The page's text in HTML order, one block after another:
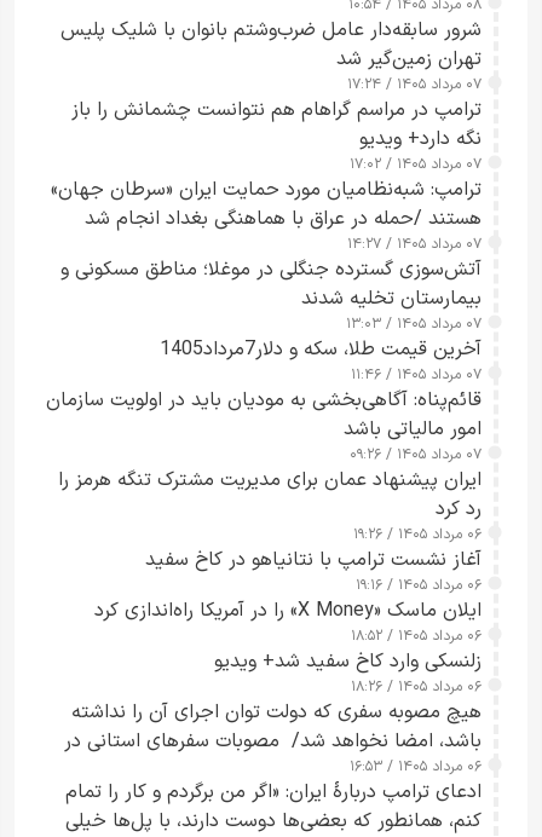
۰۸ مرداد ۱۴۰۵ / ۱۰:۵۴
شرور سابقه‌دار عامل ضرب‌وشتم بانوان با شلیک پلیس
تهران زمین‌گیر شد
۰۷ مرداد ۱۴۰۵ / ۱۷:۲۴
ترامپ در مراسم گراهام هم نتوانست چشمانش را باز
نگه دارد+ ویدیو
۰۷ مرداد ۱۴۰۵ / ۱۷:۰۲
ترامپ: شبه‌نظامیان مورد حمایت ایران «سرطان جهان»
هستند /حمله در عراق با هماهنگی بغداد انجام شد
۰۷ مرداد ۱۴۰۵ / ۱۴:۲۷
آتش‌سوزی گسترده جنگلی در موغلا؛ مناطق مسکونی و
بیمارستان تخلیه شدند
۰۷ مرداد ۱۴۰۵ / ۱۳:۰۳
آخرین قیمت طلا، سکه و دلار7مرداد1405
۰۷ مرداد ۱۴۰۵ / ۱۱:۴۶
قائم‌پناه: آگاهی‌بخشی به مودیان باید در اولویت سازمان
امور مالیاتی باشد
۰۷ مرداد ۱۴۰۵ / ۰۹:۲۶
ایران پیشنهاد عمان برای مدیریت مشترک تنگه هرمز را
رد کرد
۰۶ مرداد ۱۴۰۵ / ۱۹:۲۶
آغاز نشست ترامپ با نتانیاهو در کاخ سفید
۰۶ مرداد ۱۴۰۵ / ۱۹:۱۶
ایلان ماسک «X Money» را در آمریکا راه‌اندازی کرد
۰۶ مرداد ۱۴۰۵ / ۱۸:۵۲
زلنسکی وارد کاخ سفید شد+ ویدیو
۰۶ مرداد ۱۴۰۵ / ۱۸:۲۶
هیچ مصوبه سفری که دولت توان اجرای آن را نداشته
باشد، امضا نخواهد شد/ مصوبات سفرهای استانی در
چارچوب قانون بودجه است+ عکس
۰۶ مرداد ۱۴۰۵ / ۱۶:۵۳
ادعای ترامپ دربارهٔ ایران: «اگر من برگردم و کار را تمام
کنم، همانطور که بعضی‌ها دوست دارند، با پل‌ها خیلی